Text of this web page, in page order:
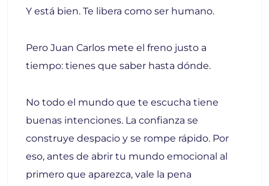
Y está bien. Te libera como ser humano.
Pero Juan Carlos mete el freno justo a
tiempo: tienes que saber hasta dónde.
No todo el mundo que te escucha tiene
buenas intenciones. La confianza se
construye despacio y se rompe rápido. Por
eso, antes de abrir tu mundo emocional al
primero que aparezca, vale la pena